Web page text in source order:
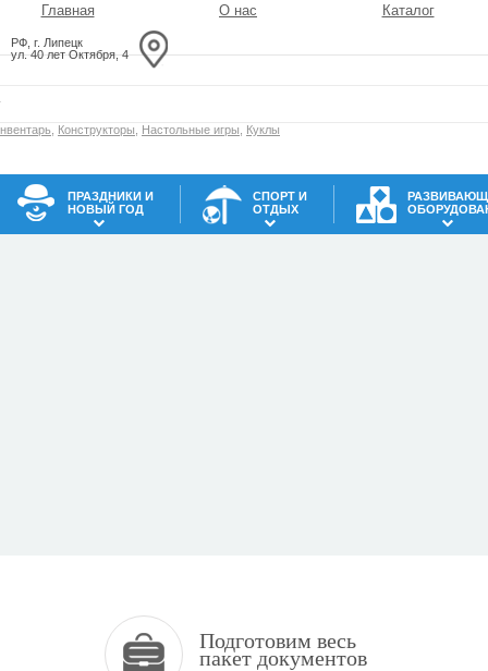
Главная О нас Каталог
РФ, г. Липецк
ул. 40 лет Октября, 4
Конструкторы Настольные игры Куклы
ПРАЗДНИКИ И
НОВЫЙ ГОД
СПОРТ И
ОТДЫХ
Подготовим весь
пакет документов